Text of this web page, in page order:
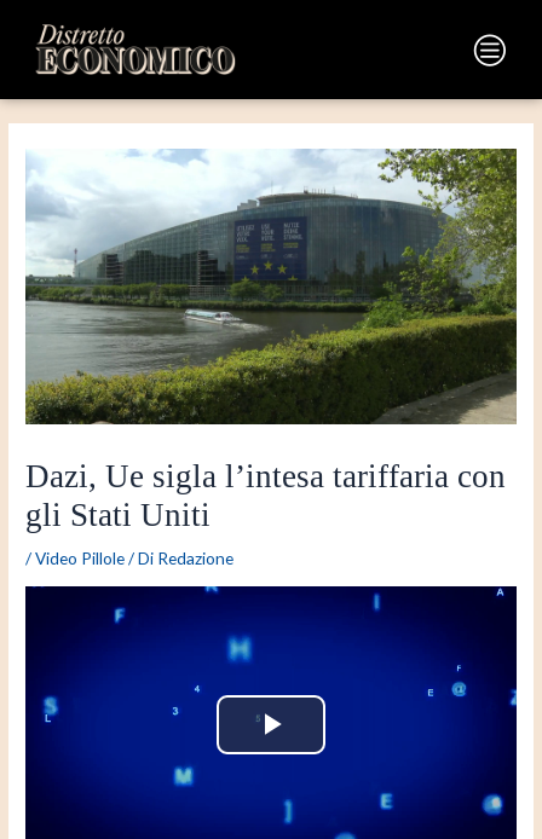
contenuto
Main
Menu
Dazi, Ue sigla l’intesa tariffaria con
gli Stati Uniti
/Video Pillole/ Di Redazione
P
articoli